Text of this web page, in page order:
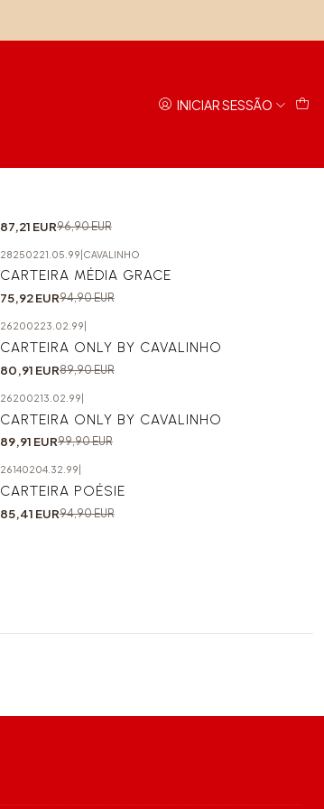
INICIAR SESSÃO
87,21 EUR96,90 EUR
28250221.05.99|CAVALINHO
CARTEIRA MÉDIA GRACE
75,92 EUR94,90 EUR
26200223.02.99
CARTEIRA ONLY BY CAVALINHO
80,91 EUR89,90 EUR
26200213.02.99|
CARTEIRA ONLY BY CAVALINHO
89,91 EUR99,90 EUR
26140204.32.99
CARTEIRA POÉSIE
85,41 EUR94,90 EUR